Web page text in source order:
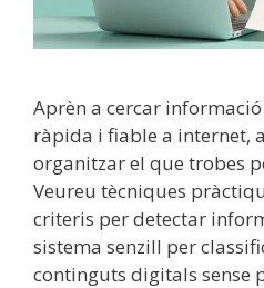
Aprèn a cercar
ràpida i fiable a internet,
organitzar el que trobes
Veureu tècniques
criteris per detectar
sistema senzill per
continguts digitals sense